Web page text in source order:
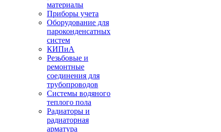
материалы
Приборы учета
Оборудование для
пароконденсатных
систем
КИПиА
Резьбовые и
ремонтные
соединения для
трубопроводов
Системы водяного
теплого пола
Радиаторы и
радиаторная
арматура